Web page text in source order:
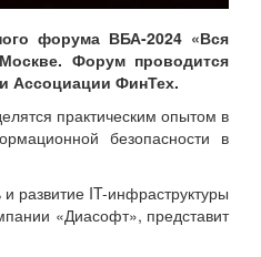
форума ВБА-2024 «Вся
Форум проводится
Ассоциации ФинТех.
практическим опытом в
безопасности в
развитие IT-инфраструктуры
«Диасофт», представит